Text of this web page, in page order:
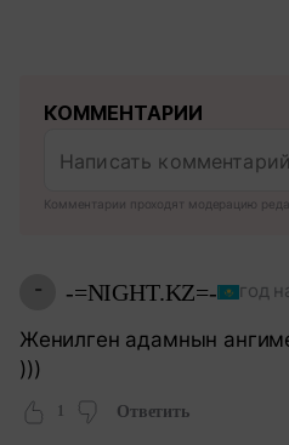
КОММЕНТАРИИ
Комментарии проходят модерацию
- -=NIGHT.KZ=- год
Женилген адамнын
)))
Ответить